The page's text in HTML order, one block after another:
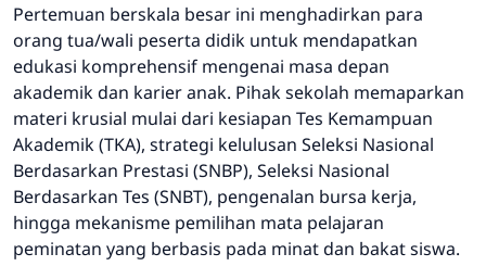
Pertemuan berskala besar ini menghadirkan para
orang tua/wali peserta didik untuk mendapatkan
edukasi komprehensif mengenai masa depan
akademik dan karier anak. Pihak sekolah memaparkan
materi krusial mulai dari kesiapan Tes Kemampuan
Akademik (TKA), strategi kelulusan Seleksi Nasional
Berdasarkan Prestasi (SNBP), Seleksi Nasional
Berdasarkan Tes (SNBT), pengenalan bursa kerja,
hingga mekanisme pemilihan mata pelajaran
peminatan yang berbasis pada minat dan bakat siswa.